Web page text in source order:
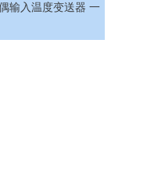
输入温度变送器 一